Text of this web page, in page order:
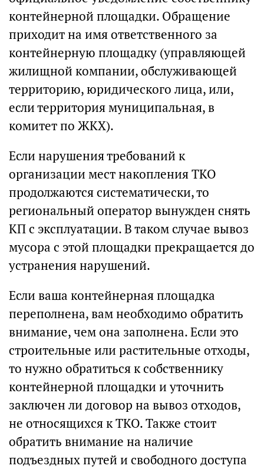
контейнерной площадки. Обращение
приходит на имя ответственного за
контейнерную площадку (управляющей
жилищной компании, обслуживающей
территорию, юридического лица, или,
если территория муниципальная, в
комитет по ЖКХ).
Если нарушения требований к
организации мест накопления ТКО
продолжаются систематически, то
региональный оператор вынужден снять
КП с эксплуатации. В таком случае вывоз
мусора с этой площадки прекращается до
устранения нарушений.
Если ваша контейнерная площадка
переполнена, вам необходимо обратить
внимание, чем она заполнена. Если это
строительные или растительные отходы,
то нужно обратиться к собственнику
контейнерной площадки и уточнить
заключен ли договор на вывоз отходов,
не относящихся к ТКО. Также стоит
обратить внимание на наличие
подъездных путей и свободного доступа